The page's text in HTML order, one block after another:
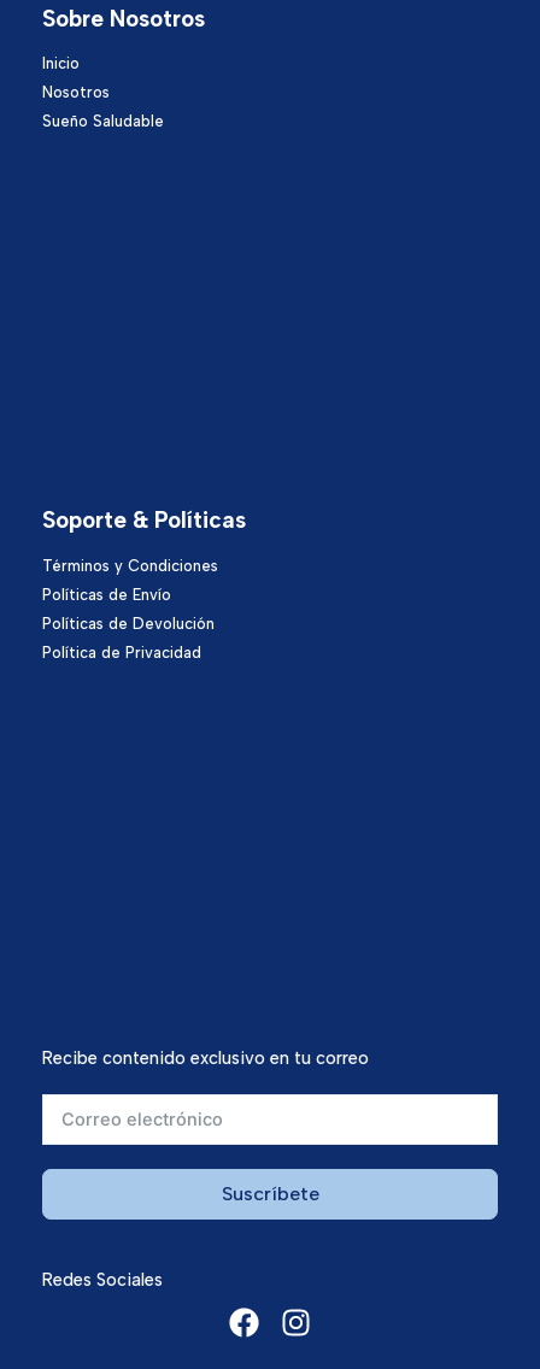
Sobre Nosotros
Inicio
Nosotros
Sueño Saludable
Soporte & Políticas
Términos y Condiciones
Políticas de Envío
Políticas de Devolución
Política de Privacidad
Recibe contenido exclusivo en tu correo
Suscríbete
Redes Sociales